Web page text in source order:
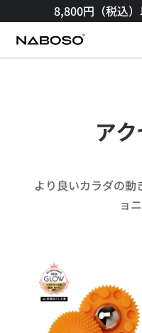
8,800円（税込
ア
より良いカラダの動
ョ